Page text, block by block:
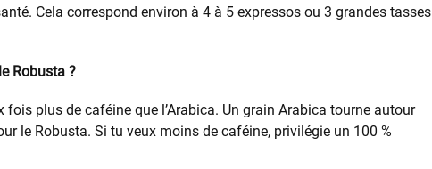
Cela correspond environ à 4 à 5 expressos ou 3 grandes tasses
Robusta ?
plus de caféine que l’Arabica. Un grain Arabica tourne autour
le Robusta. Si tu veux moins de caféine, privilégie un 100 %